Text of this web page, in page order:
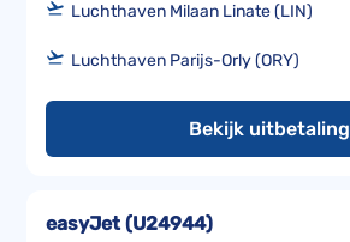
Luchthaven Milaan Linate (LIN)
Luchthaven Parijs-Orly (ORY)
Bekijk uitbetaling
easyJet(U24944)